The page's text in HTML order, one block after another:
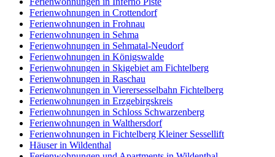
Ferienwohnungen in Crottendorf
Ferienwohnungen in Frohnau
Ferienwohnungen in Sehma
Ferienwohnungen in Sehmatal-Neudorf
Ferienwohnungen in Königswalde
Ferienwohnungen in Skigebiet am Fichtelberg
Ferienwohnungen in Raschau
Ferienwohnungen in Vierersesselbahn Fichtelberg
Ferienwohnungen in Erzgebirgskreis
Ferienwohnungen in Schloss Schwarzenberg
Ferienwohnungen in Walthersdorf
Ferienwohnungen in Fichtelberg Kleiner Sessellift
Häuser in Wildenthal